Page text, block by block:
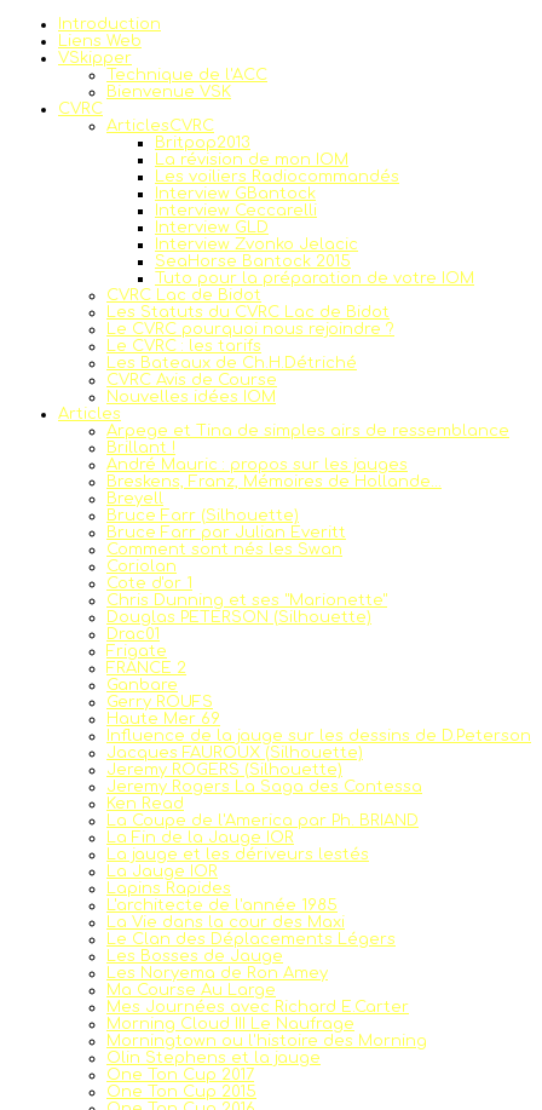
Introduction
Liens Web
VSkipper
Technique de l'ACC
Bienvenue VSK
CVRC
ArticlesCVRC
Britpop2013
La révision de mon IOM
Les voiliers Radiocommandés
Interview GBantock
Interview Ceccarelli
Interview GLD
Interview Zvonko Jelacic
SeaHorse Bantock 2015
Tuto pour la préparation de votre IOM
CVRC Lac de Bidot
Les Statuts du CVRC Lac de Bidot
Le CVRC pourquoi nous rejoindre ?
Le CVRC : les tarifs
Les Bateaux de Ch.H.Détriché
CVRC Avis de Course
Nouvelles idées IOM
Articles
Arpege et Tina de simples airs de ressemblance
Brillant !
André Mauric : propos sur les jauges
Breskens, Franz, Mémoires de Hollande...
Breyell
Bruce Farr (Silhouette)
Bruce Farr par Julian Everitt
Comment sont nés les Swan
Coriolan
Cote d'or 1
Chris Dunning et ses "Marionette"
Douglas PETERSON (Silhouette)
Drac01
Frigate
FRANCE 2
Ganbare
Gerry ROUFS
Haute Mer 69
Influence de la jauge sur les dessins de D.Peterson
Jacques FAUROUX (Silhouette)
Jeremy ROGERS (Silhouette)
Jeremy Rogers La Saga des Contessa
Ken Read
La Coupe de l'America par Ph. BRIAND
La Fin de la Jauge IOR
La jauge et les dériveurs lestés
La Jauge IOR
Lapins Rapides
L'architecte de l'année 1985
La Vie dans la cour des Maxi
Le Clan des Déplacements Légers
Les Bosses de Jauge
Les Noryema de Ron Amey
Ma Course Au Large
Mes Journées avec Richard E.Carter
Morning Cloud III Le Naufrage
Morningtown ou l'histoire des Morning
Olin Stephens et la jauge
One Ton Cup 2017
One Ton Cup 2015